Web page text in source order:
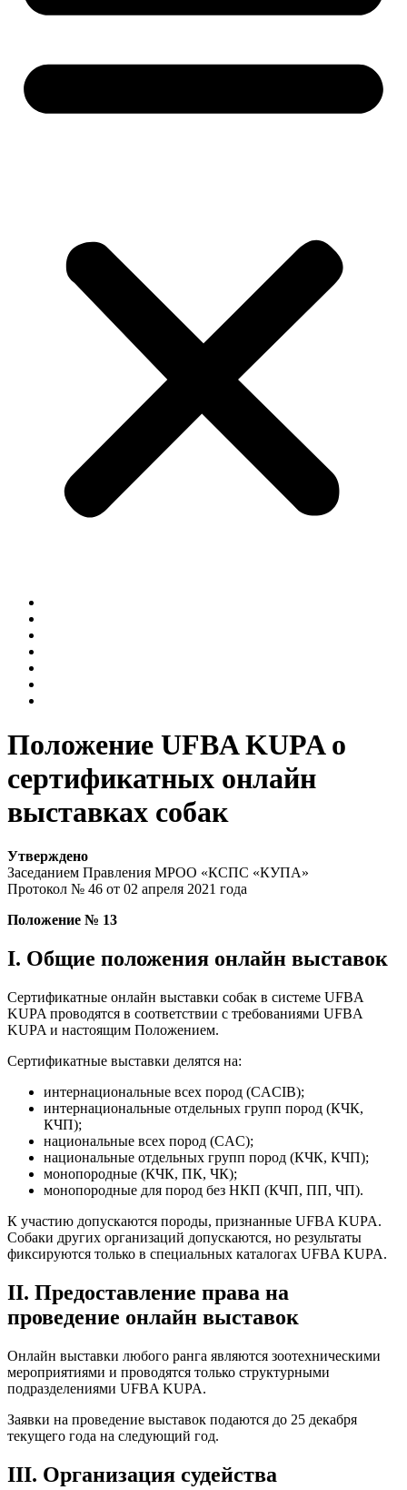
Положение UFBA KUPA о
сертификатных онлайн
выставках собак
Утверждено
Заседанием Правления МРОО «КСПС «КУПА»
Протокол № 46 от 02 апреля 2021 года
Положение № 13
I. Общие положения онлайн выставок
Сертификатные онлайн выставки собак в системе UFBA
KUPA проводятся в соответствии с требованиями UFBA
KUPA и настоящим Положением.
Сертификатные выставки делятся на:
интернациональные всех пород (CACIB);
интернациональные отдельных групп пород (КЧК,
КЧП);
национальные всех пород (CAC);
национальные отдельных групп пород (КЧК, КЧП);
монопородные (КЧК, ПК, ЧК);
монопородные для пород без НКП (КЧП, ПП, ЧП).
К участию допускаются породы, признанные UFBA KUPA.
Собаки других организаций допускаются, но результаты
фиксируются только в специальных каталогах UFBA KUPA.
II. Предоставление права на
проведение онлайн выставок
Онлайн выставки любого ранга являются зоотехническими
мероприятиями и проводятся только структурными
подразделениями UFBA KUPA.
Заявки на проведение выставок подаются до 25 декабря
текущего года на следующий год.
III. Организация судейства